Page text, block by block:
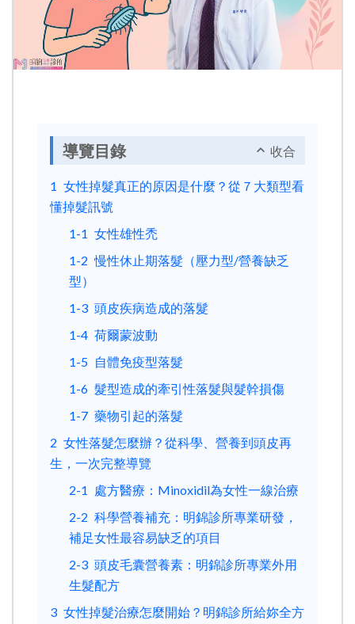
導覽目錄 收合
1 女性掉髮真正的原因是什麼？從７大類型看
懂掉髮訊號
1-1 女性雄性禿
1-2 慢性休止期落髮（壓力型/營養缺乏
型）
1-3 頭皮疾病造成的落髮
1-4 荷爾蒙波動
1-5 自體免疫型落髮
1-6 髮型造成的牽引性落髮與髮幹損傷
1-7 藥物引起的落髮
2 女性落髮怎麼辦？從科學、營養到頭皮再
生，一次完整導覽
2-1
處方醫療：Minoxidil為女性一線治療
2-2 科學營養補充：明錦診所專業研發，
補足女性最容易缺乏的項目
2-3 頭皮毛囊營養素：明錦診所專業外用
生髮配方
3 女性掉髮治療怎麼開始？明錦診所給妳全方